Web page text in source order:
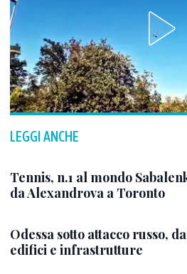
LEGGI ANCHE
Tennis, n.1 al mondo
da Alexandrova a Toronto
Odessa sotto attacco russo,
edifici e infrastrutture